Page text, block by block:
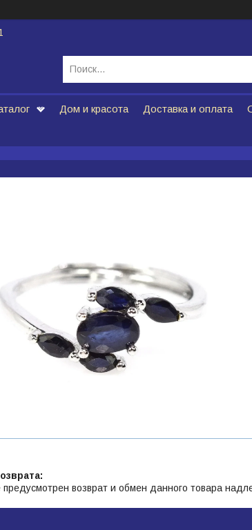
Дом и красота Доставка и оплата
предусмотрен возврат и обмен данного товара